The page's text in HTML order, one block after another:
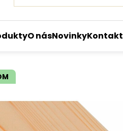
O násNovinkyKontakt